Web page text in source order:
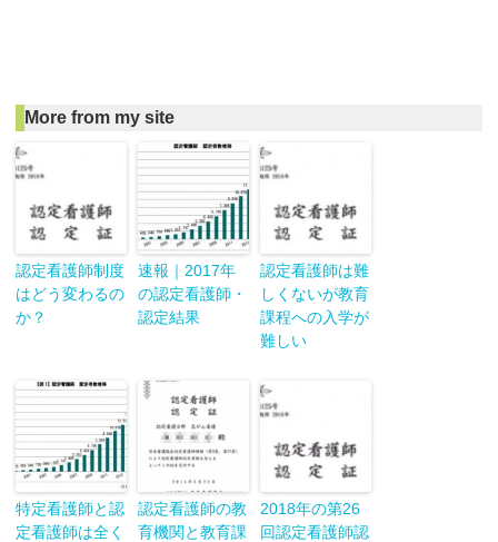
More from my site
認定看護師制度
はどう変わるの
か？
速報｜2017年
の認定看護師・
認定結果
認定看護師は難
しくないが教育
課程への入学が
難しい
特定看護師と認
定看護師は全く
認定看護師の教
育機関と教育課
2018年の第26
回認定看護師認